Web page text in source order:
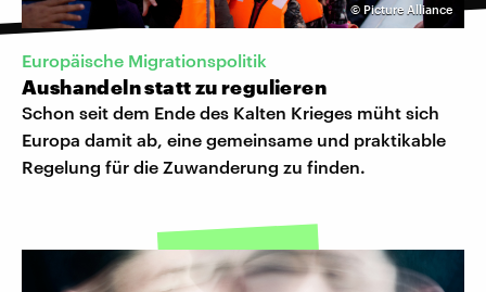
© Picture Alliance
Europäische Migrationspolitik
Aushandeln statt zu regulieren
Schon seit dem Ende des Kalten Krieges müht sich
Europa damit ab, eine gemeinsame und praktikable
Regelung für die Zuwanderung zu finden.